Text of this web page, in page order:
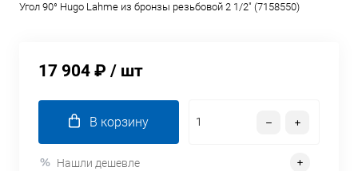
Угол 90° Hugo Lahme из бронзы резьбовой 2 1/2" (7158550)
17 904 ₽ / шт
В корзину
Нашли дешевле